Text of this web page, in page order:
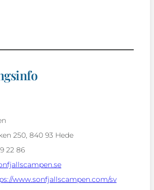
250, 840 93 Hede
22 86
www.sonfjallscampen.com/sv